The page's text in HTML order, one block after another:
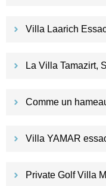
Villa Laarich
La Villa Tamazirt,
Comme un
Villa YAMAR
Private Golf Villa